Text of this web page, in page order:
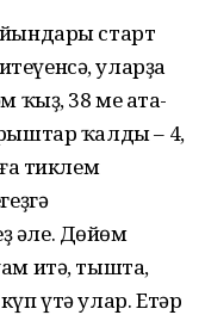
старт
уларҙа
ҡыҙ, 38 мең ата-
ҡалды – 4,
тиклем
әле. Дөйөм
итә, тышта,
үтә улар. Етәр